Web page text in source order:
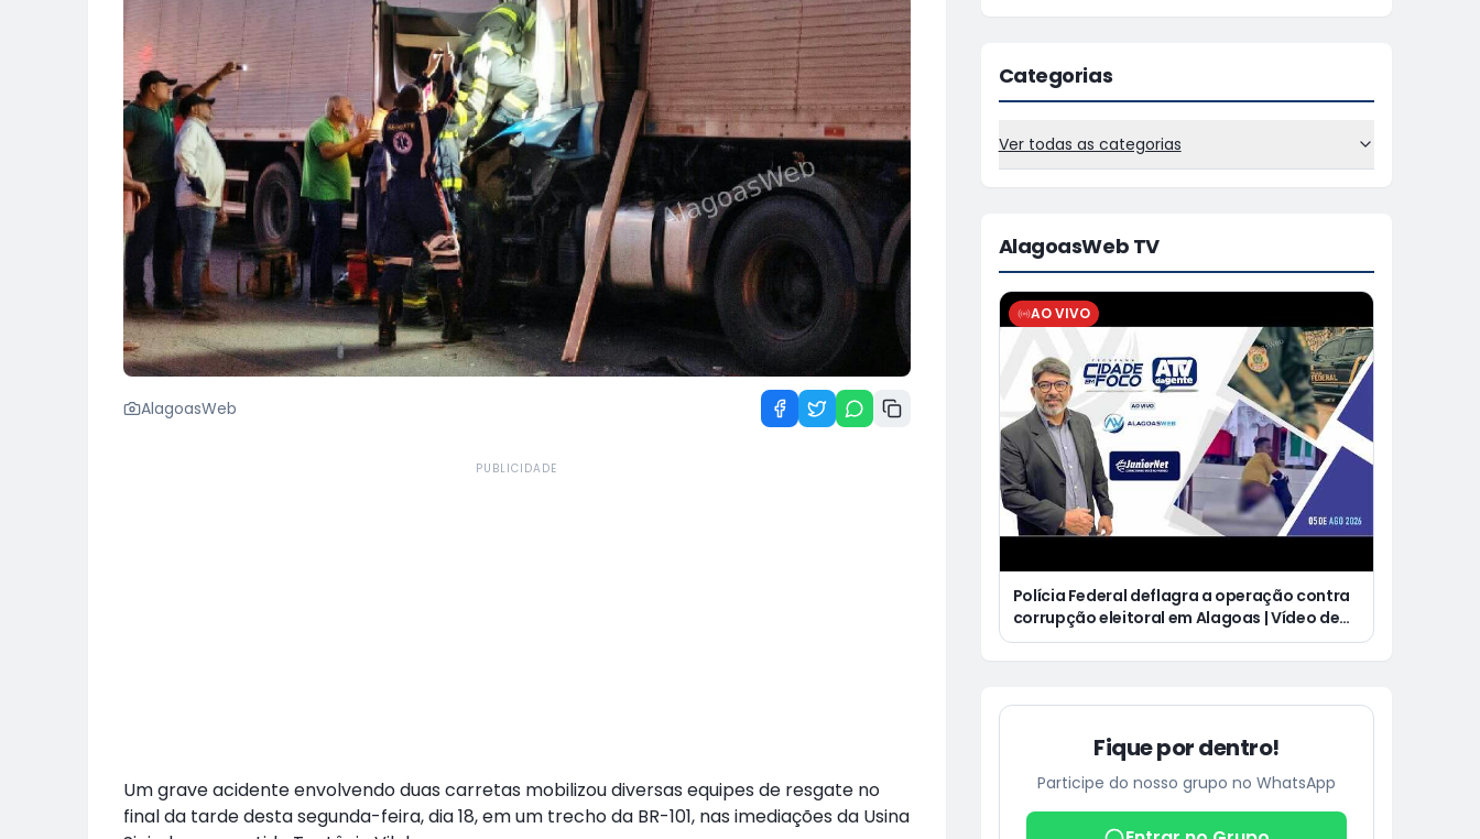
AlagoasWeb
PUBLICIDADE
Um grave acidente envolvendo duas carretas mobilizou diversas equipes de resgate no
final da tarde desta segunda-feira, dia 18, em um trecho da BR-101, nas imediações da Usina
Categorias
Ver todas as categorias
AlagoasWeb TV
AO VIVO
Polícia Federal deflagra a operação contra
corrupção eleitoral em Alagoas | Vídeo de
homem defecando durante missa gera
Fique por dentro!
Participe do nosso grupo no WhatsApp